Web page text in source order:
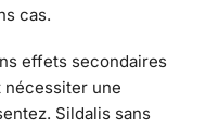
cas.
effets secondaires
nécessiter une
Sildalis sans